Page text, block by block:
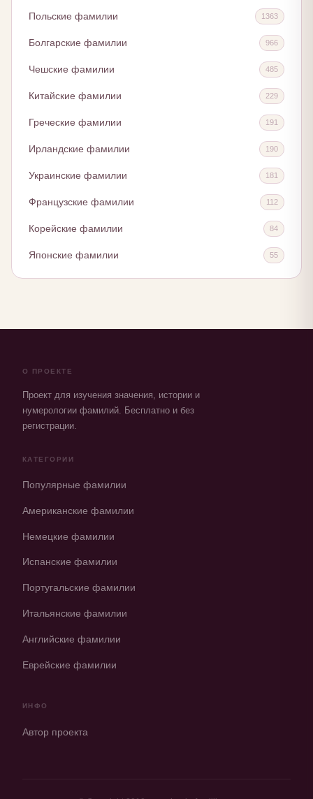
Польские фамилии 1363
Болгарские фамилии 966
Чешские фамилии 485
Китайские фамилии 229
Греческие фамилии 191
Ирландские фамилии 190
Украинские фамилии 181
Французские фамилии 112
Корейские фамилии 84
Японские фамилии 55
О ПРОЕКТЕ
Проект для изучения значения, истории и
нумерологии фамилий. Бесплатно и без
регистрации.
КАТЕГОРИИ
Популярные фамилии
Американские фамилии
Немецкие фамилии
Испанские фамилии
Португальские фамилии
Итальянские фамилии
Английские фамилии
Еврейские фамилии
ИНФО
Автор проекта